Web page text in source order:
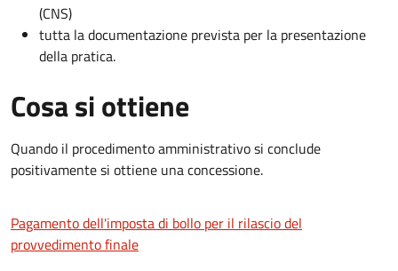
(CNS)
tutta la documentazione prevista per la presentazione
della pratica.
Cosa si ottiene
Quando il procedimento amministrativo si conclude
positivamente si ottiene una concessione.
Pagamento dell'imposta di bollo per il rilascio del
provvedimento finale